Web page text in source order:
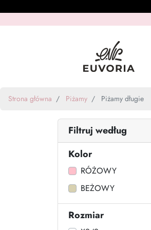
Strona główna Piżamy Piżamy długie
Filtruj według
Kolor
RÓŻOWY
BEŻOWY
Rozmiar